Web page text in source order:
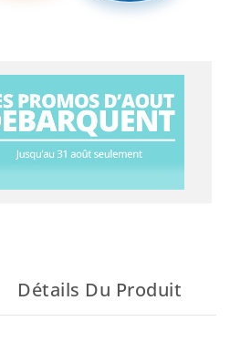
Détails Du Produit